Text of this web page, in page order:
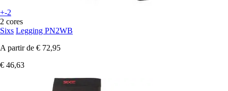
+-2
2 cores
Sixs Legging PN2WB
A partir de € 72,95
€ 46,63